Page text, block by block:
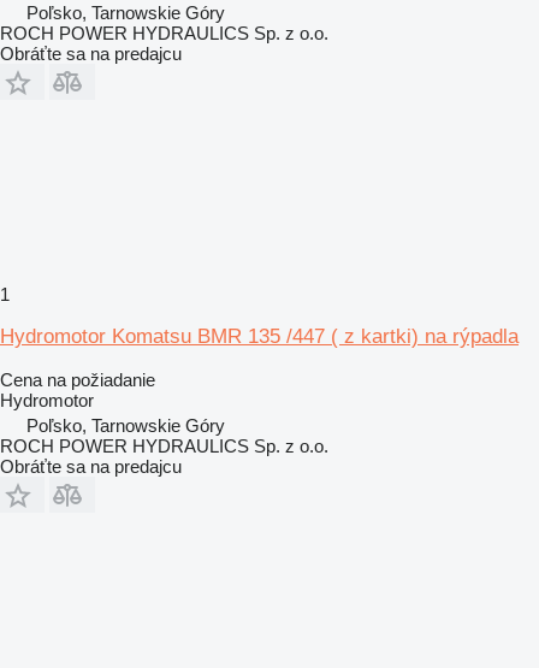
Poľsko, Tarnowskie Góry
ROCH POWER HYDRAULICS Sp. z o.o.
Obráťte sa na predajcu
1
Hydromotor Komatsu BMR 135 /447 ( z kartki) na rýpadla
Cena na požiadanie
Hydromotor
Poľsko, Tarnowskie Góry
ROCH POWER HYDRAULICS Sp. z o.o.
Obráťte sa na predajcu